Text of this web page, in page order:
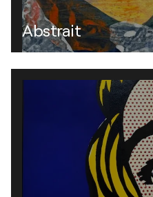
Abstrait